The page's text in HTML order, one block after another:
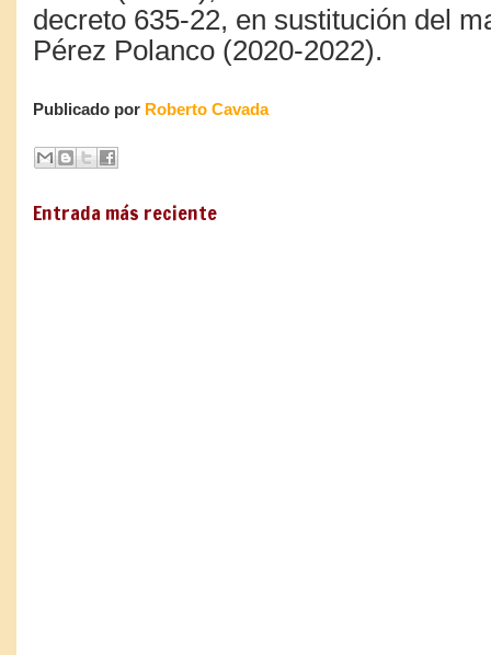
decreto 635-22, en sustitución del
Pérez Polanco (2020-2022).
Publicado por Roberto Cavada
Entrada más reciente